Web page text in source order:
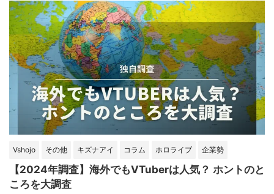
Vshojo その他 キズナアイ コラム ホロライブ 企業勢
【2024年調査】海外でもVTuberは人気？ ホントのと
ころを大調査